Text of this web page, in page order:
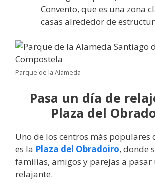
Convento, que es una zona
casas alrededor de
Parque de la Alameda
Pasa un día de
Plaza del
Uno de los centros más populares
es la Plaza del Obradoiro, donde
familias, amigos y parejas a pasar
relajante.